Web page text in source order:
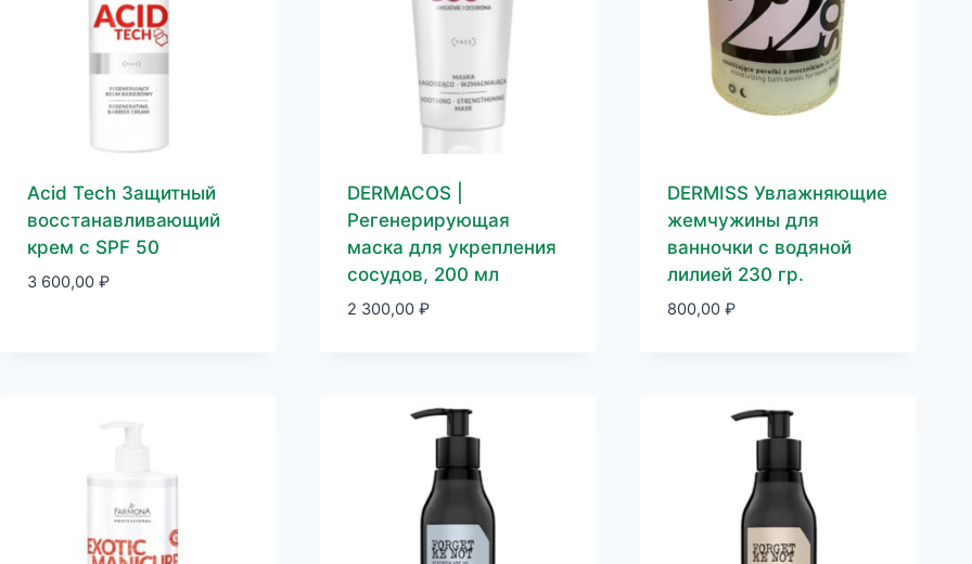
Acid Tech Защитный
восстанавливающий
крем c SPF 50
3 600,00 ₽
DERMACOS |
Регенерирующая
маска для укрепления
сосудов, 200 мл
2 300,00 ₽
DERMISS Увлажняющие
жемчужины для
ванночки с водяной
лилией 230 гр.
800,00 ₽